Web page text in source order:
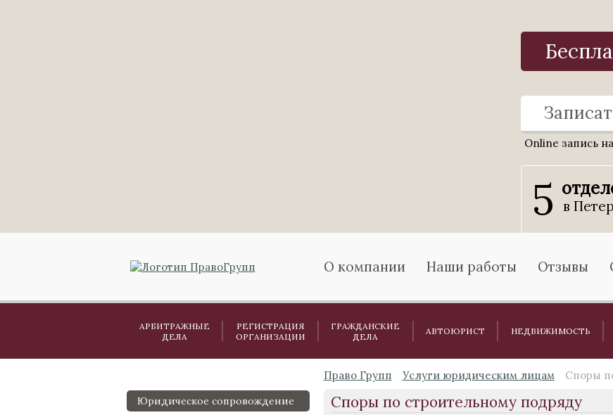
Online запись
5 в
О компании Наши работы Отзывы
АРБИТРАЖНЫЕ
ДЕЛА
РЕГИСТРАЦИЯ
ОРГАНИЗАЦИИ
ГРАЖДАНСКИЕ
ДЕЛА
АВТОЮРИСТ НЕДВИЖИМОСТЬ
Юридическое сопровождение
Право Групп Услуги юридическим лицам Споры
Споры по строительному подряду